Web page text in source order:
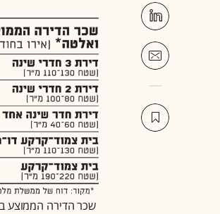
שכר הדירה הממוצע